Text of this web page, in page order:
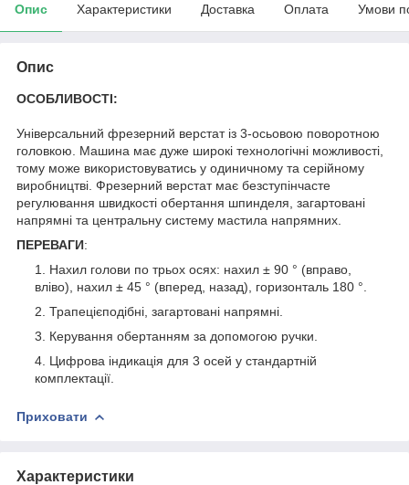
Опис Характеристики Доставка Оплата Умови
Опис
ОСОБЛИВОСТІ:
Універсальний фрезерний верстат із 3-осьовою поворотною
головкою. Машина має дуже широкі технологічні можливості,
тому може використовуватись у одиничному та серійному
виробництві. Фрезерний верстат має безступінчасте
регулювання швидкості обертання шпинделя, загартовані
напрямні та центральну систему мастила напрямних.
ПЕРЕВАГИ:
Нахил голови по трьох осях: нахил ± 90 ° (вправо,
вліво), нахил ± 45 ° (вперед, назад), горизонталь 180 °.
Трапецієподібні, загартовані напрямні.
Керування обертанням за допомогою ручки.
Цифрова індикація для 3 осей у стандартній
комплектації.
Приховати
Характеристики